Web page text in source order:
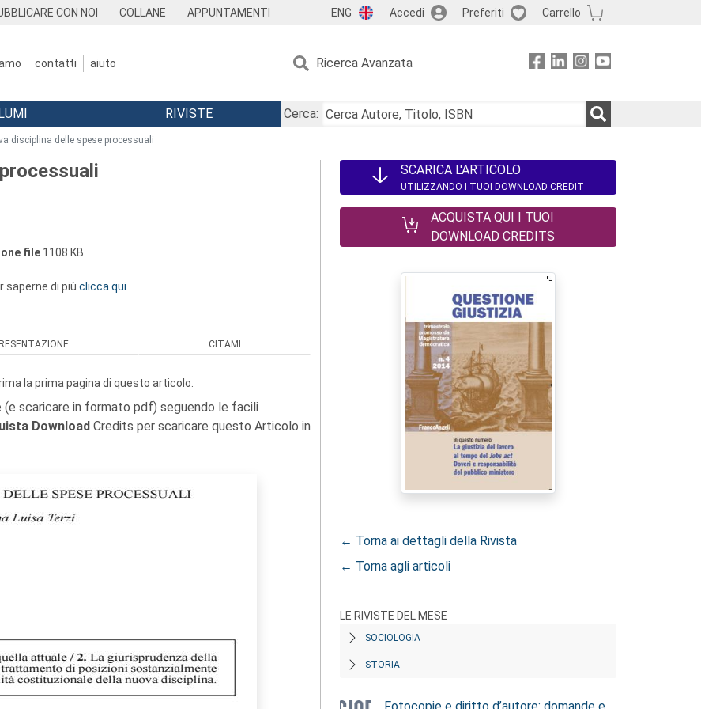
CON NOI COLLANE APPUNTAMENTI ENG Accedi Preferiti Carrello
contatti aiuto Ricerca Avanzata
RIVISTE
Cerca:
disciplina delle spese processuali
file 1108 KB
saperne di più clicca qui
CITAMI
la prima pagina di questo articolo.
scaricare in formato pdf) seguendo le facili
Download Credits per scaricare questo Articolo in
SCARICA L'ARTICOLO
UTILIZZANDO I TUOI DOWNLOAD CREDIT
ACQUISTA QUI I TUOI
DOWNLOAD CREDITS
← Torna ai dettagli della Rivista
← Torna agli articoli
LE RIVISTE DEL MESE
SOCIOLOGIA
STORIA